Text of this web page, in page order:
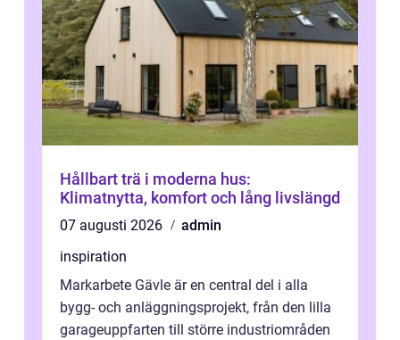
Hållbart trä i moderna hus:
Klimatnytta, komfort och lång livslängd
07 augusti 2026
admin
inspiration
Markarbete Gävle är en central del i alla
bygg- och anläggningsprojekt, från den lilla
garageuppfarten till större industriområden